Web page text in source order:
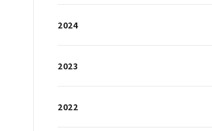
2024
2023
2022